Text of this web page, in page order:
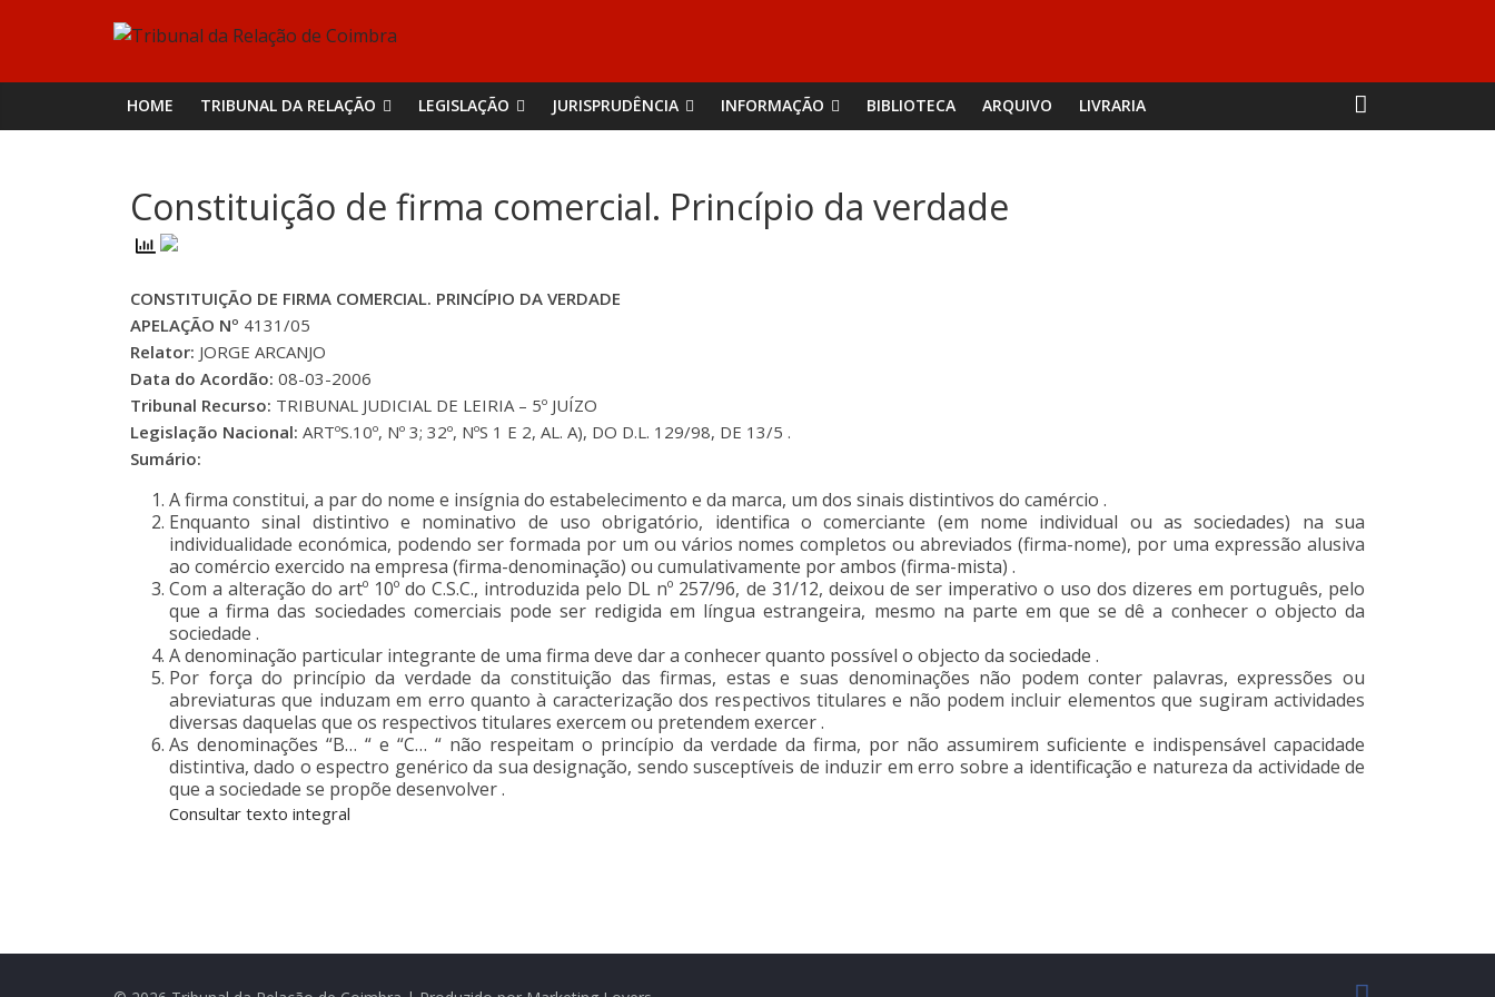
Tribunal
da
de
Coimbra
HOME TRIBUNAL DA RELAÇÃO LEGISLAÇÃO JURISPRUDÊNCIA INFORMAÇÃO BIBLIOTECA ARQUIVO LIVRARIA
Constituição de firma comercial. Princípio da verdade
CONSTITUIÇÃO DE FIRMA COMERCIAL. PRINCÍPIO DA VERDADE
APELAÇÃO Nº 4131/05
Relator: JORGE ARCANJO
Data do Acordão: 08-03-2006
Tribunal Recurso: TRIBUNAL JUDICIAL DE LEIRIA – 5º JUÍZO
Legislação Nacional: ARTºS.10º, Nº 3; 32º, NºS 1 E 2, AL. A), DO D.L. 129/98, DE 13/5 .
Sumário:
A firma constitui, a par do nome e insígnia do estabelecimento e da marca, um dos sinais distintivos do camércio .
Enquanto sinal distintivo e nominativo de uso obrigatório, identifica o comerciante (em nome individual ou as sociedades) na sua
individualidade económica, podendo ser formada por um ou vários nomes completos ou abreviados (firma-nome), por uma expressão alusiva
ao comércio exercido na empresa (firma-denominação) ou cumulativamente por ambos (firma-mista) .
Com a alteração do artº 10º do C.S.C., introduzida pelo DL nº 257/96, de 31/12, deixou de ser imperativo o uso dos dizeres em português, pelo
que a firma das sociedades comerciais pode ser redigida em língua estrangeira, mesmo na parte em que se dê a conhecer o objecto da
sociedade .
A denominação particular integrante de uma firma deve dar a conhecer quanto possível o objecto da sociedade .
Por força do princípio da verdade da constituição das firmas, estas e suas denominações não podem conter palavras, expressões ou
abreviaturas que induzam em erro quanto à caracterização dos respectivos titulares e não podem incluir elementos que sugiram actividades
diversas daquelas que os respectivos titulares exercem ou pretendem exercer .
As denominações “B… “ e “C… “ não respeitam o princípio da verdade da firma, por não assumirem suficiente e indispensável capacidade
distintiva, dado o espectro genérico da sua designação, sendo susceptíveis de induzir em erro sobre a identificação e natureza da actividade de
que a sociedade se propõe desenvolver .
Consultar texto integral